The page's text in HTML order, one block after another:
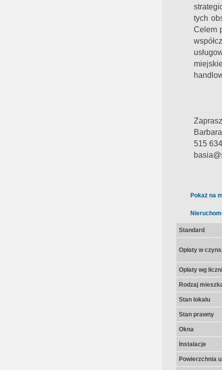
tych
Celem
515
Pokaż na
Standard
Opłaty w
Opłaty wg
Rodzaj
Stan lokalu
Stan prawny
Okna
Instalacje
Powierzchnia